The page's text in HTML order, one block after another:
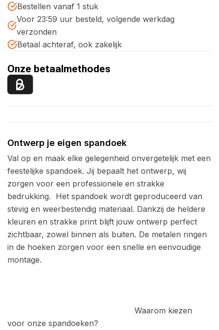
Bestellen vanaf 1 stuk
Voor 23:59 uur besteld, volgende werkdag
verzonden
Betaal achteraf, ook zakelijk
Onze betaalmethodes
Ontwerp je eigen spandoek
Val op en maak elke gelegenheid onvergetelijk met een
feestelijke spandoek. Jij bepaalt het ontwerp, wij
zorgen voor een professionele en strakke
bedrukking. Het spandoek wordt geproduceerd van
stevig en weerbestendig materiaal. Dankzij de heldere
kleuren en strakke print blijft jouw ontwerp perfect
zichtbaar, zowel binnen als buiten. De metalen ringen
in de hoeken zorgen voor een snelle en eenvoudige
montage.
Waarom kiezen
voor onze spandoeken?